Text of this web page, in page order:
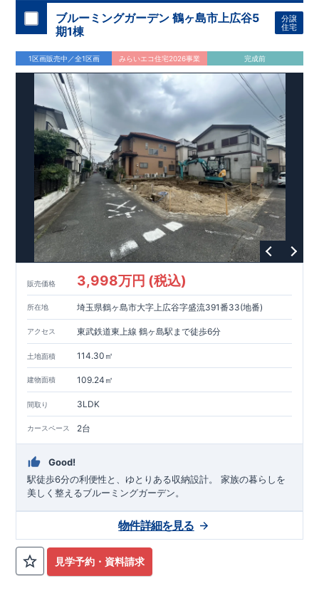
【買い物施設】 ファミリーマート皿倉店 ・・約
280m
(徒歩 3分)
サンキュードラッグ平野薬局
900m(徒歩 12分)
​スピナ帆柱店・・・・・・・約 950m(徒歩 12分)
【その他の施設】 帆柱一丁目西公園・・・約 110m(徒歩
2分) 皿倉テラス郵便局・
・・
約 950m(徒歩 12分)
北九州市立八幡病院・・
・・
約 750m(徒歩 10分)
東栄住宅の「ブルーミングガーデン」は
国の定めた厳しい基準を満たした
「長期優良住宅」ですので 税制面での優遇が受けられ、メリ
ットも多いです!
地震に対する耐震性も最も高いレベルの「耐震等級3」を取得!
最長60年間の
「 アフターサービス」もありますので、 サポート
体制もお任せください!
「自社一貫体制」 だからこそ可能な高品質・高性能でありなが
ら お求めやすい価格を実現!
(↑各赤枠クリックで詳細がご覧になれます!)
お気軽にお問い合わせください! 東栄住宅 北九州営業所
☆☆☆093-562-7340☆☆☆
ブルーミングガーデン 鶴ヶ島市上広谷5
期1棟
分譲
住宅
1区画販売中／全1区画 みらいエコ住宅2026事業 完成前
販売価格 3,998万円 (税込)
所在地 埼玉県鶴ヶ島市大字上広谷字盛流391番33(地番)
アクセス 東武鉄道東上線 鶴ヶ島駅まで徒歩6分
土地面積 114.30㎡
建物面積 109.24㎡
間取り 3LDK
カースペース 2台
Good!
駅徒歩6分の利便性と、ゆとりある収納設計。 家族の暮らしを
美しく整えるブルーミングガーデン。
見学予約・資料請求
物件詳細を見る